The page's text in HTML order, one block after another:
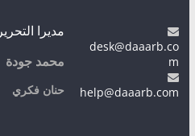
desk@daaarb.co
m
help@daaarb.com
مديرا التحرير
محمد جودة
حنان فكري